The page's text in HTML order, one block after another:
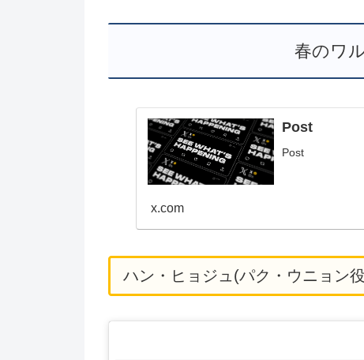
春のワ
Post
Post
x.com
ハン・ヒョジュ(パク・ウニョン